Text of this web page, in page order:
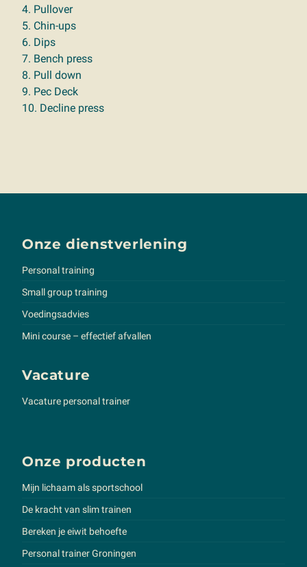
4. Pullover
5. Chin-ups
6. Dips
7. Bench press
8. Pull down
9. Pec Deck
10. Decline press
Onze dienstverlening
Personal training
Small group training
Voedingsadvies
Mini course – effectief afvallen
Vacature
Vacature personal trainer
Onze producten
Mijn lichaam als sportschool
De kracht van slim trainen
Bereken je eiwit behoefte
Personal trainer Groningen